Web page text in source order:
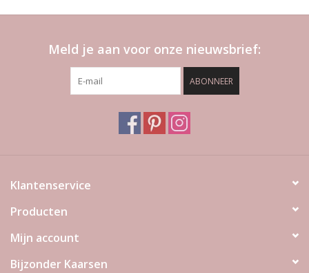
Meld je aan voor onze nieuwsbrief:
ABONNEER
Klantenservice
Producten
Mijn account
Bijzonder Kaarsen